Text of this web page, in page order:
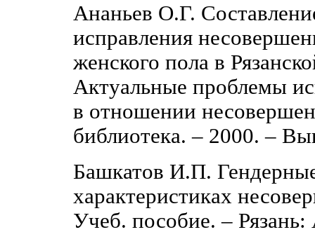
Ананьев О.Г.
исправления
женского пола в
Актуальные проблемы
в отношении
библиотека. ‒ 2000. ‒
Башкатов И.П.
характеристиках
Учеб. пособие. ‒